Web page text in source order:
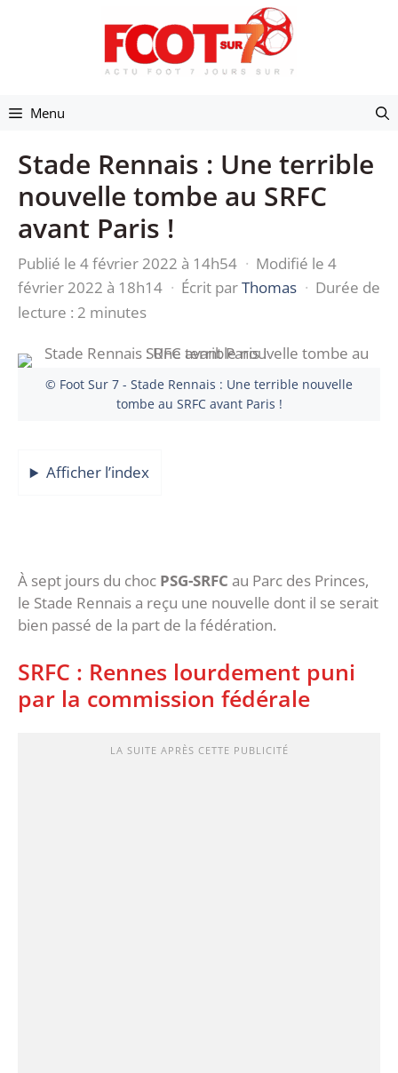
Menu
Stade Rennais : Une terrible
nouvelle tombe au SRFC
avant Paris !
Publié le 4 février 2022 à 14h54 · Modifié le 4
février 2022 à 18h14 · Écrit parThomas · Durée de
lecture : 2 minutes
© Foot Sur 7 - Stade Rennais : Une terrible nouvelle
tombe au SRFC avant Paris !
Afficher l’index
À sept jours du choc PSG-SRFC au Parc des Princes,
le Stade Rennais a reçu une nouvelle dont il se serait
bien passé de la part de la fédération.
SRFC : Rennes lourdement puni
par la commission fédérale
LA SUITE APRÈS CETTE PUBLICITÉ